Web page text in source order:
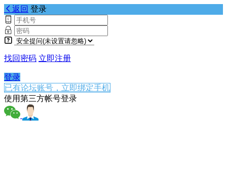
返回 登录
找回密码 立即注册
登录
已有论坛账号，立即绑定手机
使用第三方帐号登录